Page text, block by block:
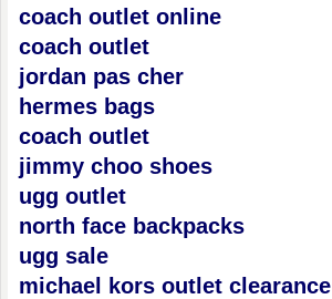
coach outlet online
coach outlet
jordan pas cher
hermes bags
coach outlet
jimmy choo shoes
ugg outlet
north face backpacks
ugg sale
michael kors outlet clearance